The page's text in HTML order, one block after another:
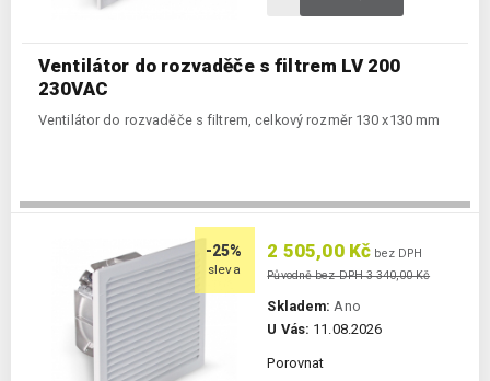
Ventilátor do rozvaděče s filtrem LV 200
230VAC
Ventilátor do rozvaděče s filtrem, celkový rozměr 130 x130 mm
-25%
sleva
2 505,00 Kč bez DPH
Původně bez DPH 3 340,00 Kč
Skladem: Ano
U Vás: 11.08.2026
Porovnat